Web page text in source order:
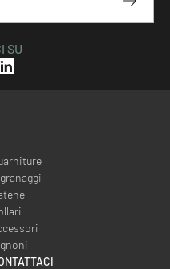
Iscriviti
SU
Linkedin